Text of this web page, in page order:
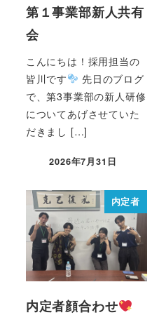
第１事業部新人共有
会
こんにちは！採用担当の
皆川です
先日のブログ
で、第3事業部の新人研修
についてあげさせていた
だきまし […]
2026年7月31日
内定者
内定者顔合わせ